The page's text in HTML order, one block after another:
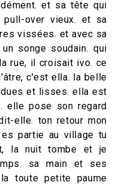
et sa tête qui
pull-over vieux. et sa
vissées. et avec sa
songe soudain. qui
rue, il croisait ivo. ce
c’est ella. la belle
et lisses. ella est
elle pose son regard
elle. ton retour mon
partie au village tu
la nuit tombe et je
sa main et ses
toute petite paume